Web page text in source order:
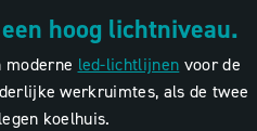
hoog lichtniveau.
moderne led-lichtlijnen voor de
werkruimtes, als de twee
koelhuis.